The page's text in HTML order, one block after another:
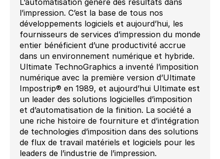
L’automatisation génère des résultats dans
l’impression. C’est la base de tous nos
développements logiciels et aujourd’hui, les
fournisseurs de services d’impression du monde
entier bénéficient d’une productivité accrue
dans un environnement numérique et hybride.
Ultimate TechnoGraphics a inventé l’imposition
numérique avec la première version d’Ultimate
Impostrip® en 1989, et aujourd’hui Ultimate est
un leader des solutions logicielles d’imposition
et d’automatisation de la finition. La société a
une riche histoire de fourniture et d’intégration
de technologies d’imposition dans des solutions
de flux de travail matériels et logiciels pour les
leaders de l’industrie de l’impression.